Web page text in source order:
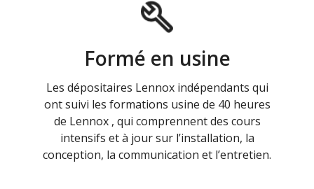
Formé en usine
Les dépositaires Lennox indépendants qui
ont suivi les formations usine de 40 heures
de Lennox , qui comprennent des cours
intensifs et à jour sur l’installation, la
conception, la communication et l’entretien.